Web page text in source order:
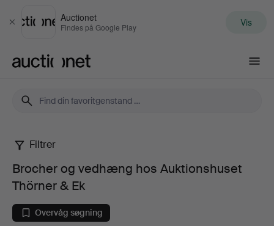
Luk
Auctionet
Findes på Google Play Vis
Brocher
og
vedhæng
Filtrer
Brocher og vedhæng hos Auktionshuset
Thörner & Ek
Overvåg søgning